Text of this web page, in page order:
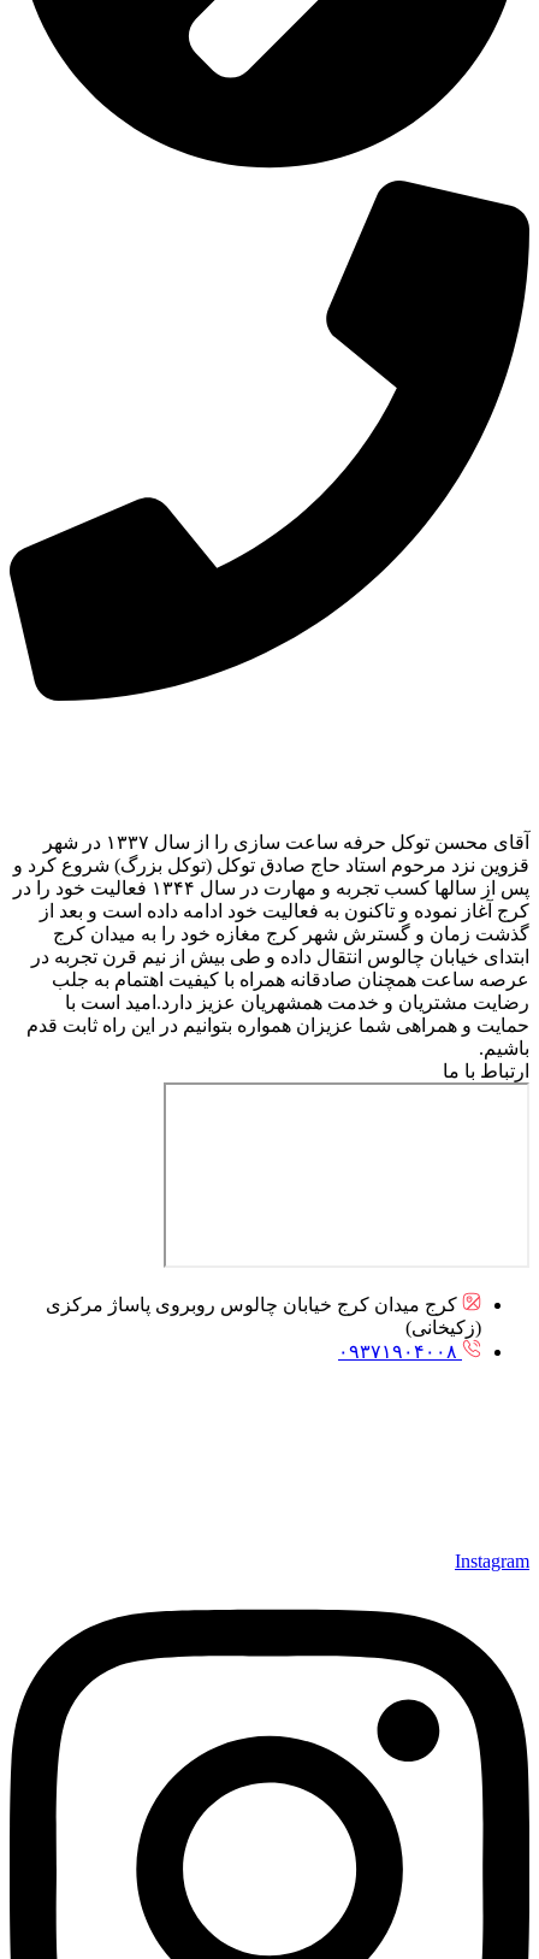
آقای محسن توکل حرفه ساعت سازی را از سال ۱۳۳۷ در شهر
قزوین نزد مرحوم استاد حاج صادق توکل (توکل بزرگ) شروع کرد و
پس از سالها کسب تجربه و مهارت در سال ۱۳۴۴ فعالیت خود را در
کرج آغاز نموده و تاکنون به فعالیت خود ادامه داده است و بعد از
گذشت زمان و گسترش شهر کرج مغازه خود را به میدان کرج
ابتدای خیابان چالوس انتقال داده و طی بیش از نیم قرن تجربه در
عرصه ساعت همچنان صادقانه همراه با کیفیت اهتمام به جلب
رضایت مشتریان و خدمت همشهریان عزیز دارد.امید است با
حمایت و همراهی شما عزیزان همواره بتوانیم در این راه ثابت قدم
باشیم.
ارتباط با ما
کرج میدان کرج خیابان چالوس روبروی پاساژ مرکزی
(زکیخانی)
۰۹۳۷۱۹۰۴۰۰۸
Instagram